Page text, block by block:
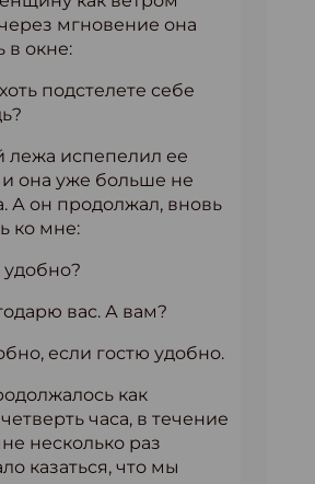
мгновение она
в окне:
подстелете себе
лежа испепелил ее
и она уже больше не
А он продолжал, вновь
ко мне:
вас. А вам?
если гостю удобно.
как
часа, в течение
несколько раз
казаться, что мы